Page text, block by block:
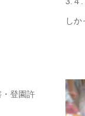
し
登園許